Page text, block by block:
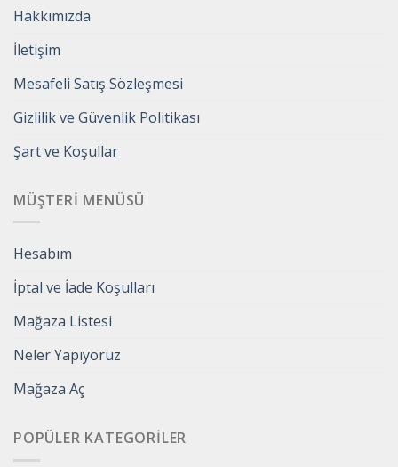
Hakkımızda
İletişim
Mesafeli Satış Sözleşmesi
Gizlilik ve Güvenlik Politikası
Şart ve Koşullar
MÜŞTERI MENÜSÜ
Hesabım
İptal ve İade Koşulları
Mağaza Listesi
Neler Yapıyoruz
Mağaza Aç
POPÜLER KATEGORILER